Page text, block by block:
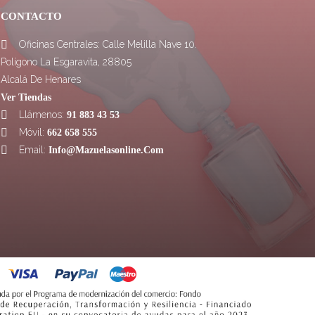
CONTACTO

Oficinas Centrales: Calle Melilla Nave 10.
Polígono La Esgaravita, 28805
Alcalá De Henares
Ver Tiendas
 Llámenos: 91 883 43 53
 Móvil: 662 658 555
 Email: Info@mazuelasonline.com
OPINIONES
CLIENTES